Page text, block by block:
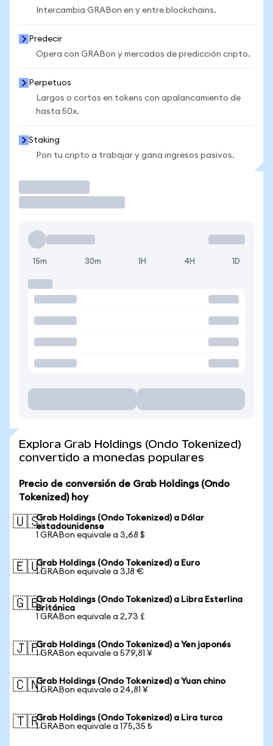
Intercambia GRABon en y entre blockchains.
Predecir
Opera con GRABon y mercados de predicción cripto.
Perpetuos
Largos o cortos en tokens con apalancamiento de
hasta 50x.
Staking
Pon tu cripto a trabajar y gana ingresos pasivos.
15m 30m 1H 4H 1D
Explora Grab Holdings (Ondo Tokenized)
convertido a monedas populares
Precio de conversión de Grab Holdings (Ondo
Tokenized) hoy
🇺🇸Grab Holdings (Ondo Tokenized) a Dólar
estadounidense
1 GRABon equivale a 3,68 $
🇪🇺Grab Holdings (Ondo Tokenized) a Euro
1 GRABon equivale a 3,18 €
🇬🇧Grab Holdings (Ondo Tokenized) a Libra Esterlina
Británica
1 GRABon equivale a 2,73 £
🇯🇵Grab Holdings (Ondo Tokenized) a Yen japonés
1 GRABon equivale a 579,81 ¥
🇨🇳Grab Holdings (Ondo Tokenized) a Yuan chino
1 GRABon equivale a 24,81 ¥
🇹🇷Grab Holdings (Ondo Tokenized) a Lira turca
1 GRABon equivale a 175,35 ₺